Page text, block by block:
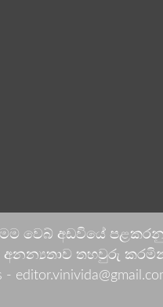
මෙම වෙබ් අඩවියේ
තහවුරු කරමින්